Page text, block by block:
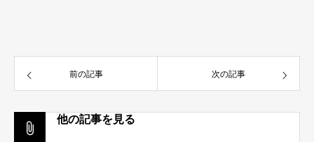
前の記事 次の記事
他の記事を見る